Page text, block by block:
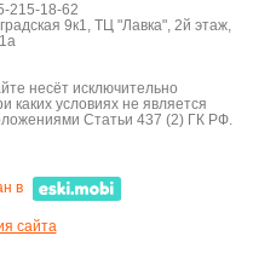
215-18-62
9к1, ТЦ "Лавка", 2й этаж,
несёт исключительно
условиях не является
Статьи 437 (2) ГК РФ.
в
сайта